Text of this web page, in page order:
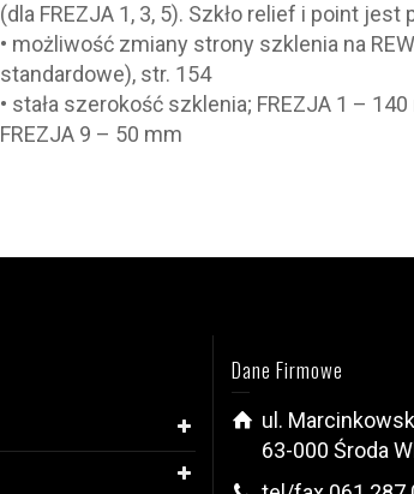
(dla FREZJA 1, 3, 5). Szkło relief i point jest
• możliwość zmiany strony szklenia na
standardowe), str. 154
• stała szerokość szklenia; FREZJA 1 –
FREZJA 9 – 50 mm
Dane Firmowe
ul.
63-000 Środa